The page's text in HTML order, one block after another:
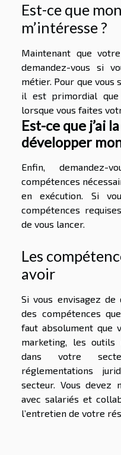
Est-ce que
m’intéresse ?
Maintenant que
demandez-vous si
métier. Pour que vous
il est primordial que
lorsque vous faites
Est-ce que j’ai
développer
Enfin,
compétences
en exécution. Si
compétences
de vous lancer.
Les
avoir
Si vous envisagez
des compétences
faut absolument que
marketing, les outils
dans votre
réglementations
secteur. Vous devez
avec salariés et
l’entretien de votre